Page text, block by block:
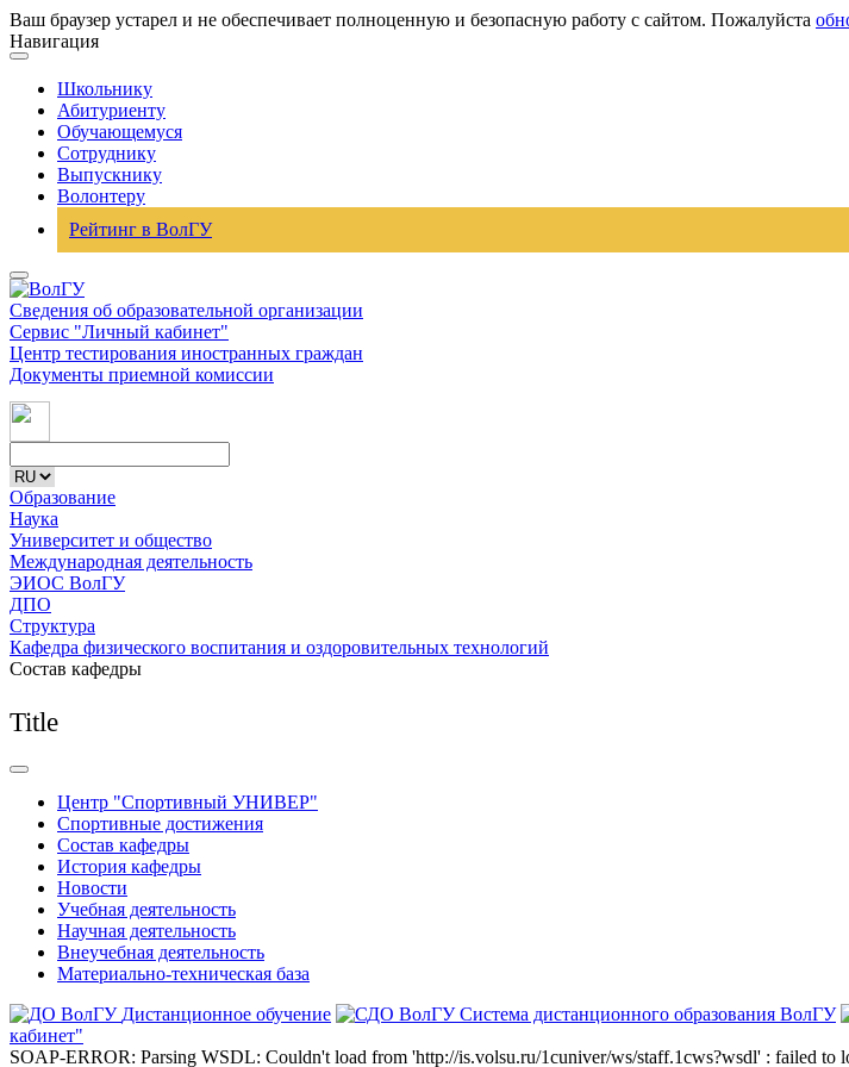
Ваш браузер устарел и не обеспечивает полноценную и безопасную работу с сайтом. Пожалуйста
Навигация
Школьнику
Абитуриенту
Обучающемуся
Сотруднику
Выпускнику
Волонтеру
Рейтинг в ВолГУ
Сведения об образовательной организации
Сервис "Личный кабинет"
Центр тестирования иностранных граждан
Документы приемной комиссии
Образование
Наука
Университет и общество
Международная деятельность
ЭИОС ВолГУ
ДПО
Структура
Кафедра физического воспитания и оздоровительных технологий
Состав кафедры
Title
Центр "Спортивный УНИВЕР"
Спортивные достижения
Состав кафедры
История кафедры
Новости
Учебная деятельность
Научная деятельность
Внеучебная деятельность
Материально-техническая база
Дистанционное обучение
Система дистанционного образования ВолГУ
кабинет"
SOAP-ERROR: Parsing WSDL: Couldn't load from 'http://is.volsu.ru/1cuniver/ws/staff.1cws?wsdl' : failed to